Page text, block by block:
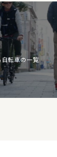
自転車の一覧